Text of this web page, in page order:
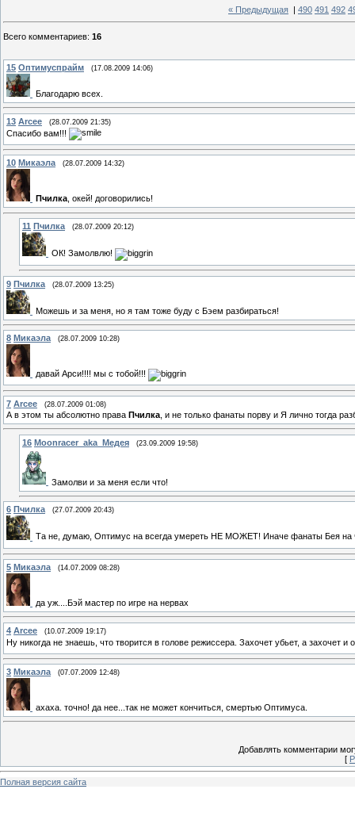
« Предыдущая 490 491 492
Всего комментариев: 16
15 Оптимуспрайм (17.08.2009 14:06)
Благодарю всех.
13 Arcee (28.07.2009 21:35)
Спасибо вам!!!
10 Микаэла (28.07.2009 14:32)
Пчилка, окей! договорились!
11 Пчилка (28.07.2009 20:12)
ОК! Замолвлю!
9 Пчилка (28.07.2009 13:25)
Можешь и за меня, но я там тоже буду с Бэем разбираться!
8 Микаэла (28.07.2009 10:28)
давай Арси!!!! мы с тобой!!!
7 Arcee (28.07.2009 01:08)
А в этом ты абсолютно права Пчилка , и не только фанаты порву и Я лично тогда
16 Moonracer_aka_Медея (23.09.2009 19:58)
Замолви и за меня если что!
6 Пчилка (27.07.2009 20:43)
Та не, думаю, Оптимус на всегда умереть НЕ МОЖЕТ! Иначе фанаты Бея на
5 Микаэла (14.07.2009 08:28)
да уж....Бэй мастер по игре на нервах
4 Arcee (10.07.2009 19:17)
Ну никогда не знаешь, что творится в голове режиссера. Захочет убьет, а захочет и
3 Микаэла (07.07.2009 12:48)
ахаха. точно! да нее...так не может кончиться, смертью Оптимуса.
Добавлять комментарии
[
Полная версия сайта